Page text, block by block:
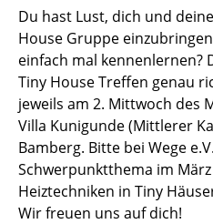
Du hast Lust, dich und
House Gruppe
einfach mal kennenlernen?
Tiny House Treffen genau
jeweils am 2. Mittwoch des
Villa Kunigunde (Mittlerer
Bamberg. Bitte bei Wege
Schwerpunktthema im
Heiztechniken in Tiny
Wir freuen uns auf dich!